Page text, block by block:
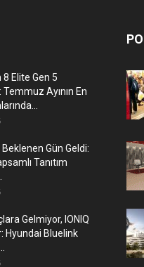
Elite Gen 5
Ayının En
Beklenen Gün Geldi:
Tanıtım
Gelmiyor, IONIQ
Hyundai Bluelink